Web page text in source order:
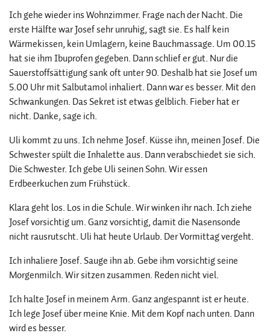
Ich gehe wieder ins Wohnzimmer. Frage nach der Nacht. Die
erste Hälfte war Josef sehr unruhig, sagt sie. Es half kein
Wärmekissen, kein Umlagern, keine Bauchmassage. Um 00.15
hat sie ihm Ibuprofen gegeben. Dann schlief er gut. Nur die
Sauerstoffsättigung sank oft unter 90. Deshalb hat sie Josef um
5.00 Uhr mit Salbutamol inhaliert. Dann war es besser. Mit den
Schwankungen. Das Sekret ist etwas gelblich. Fieber hat er
nicht. Danke, sage ich.
Uli kommt zu uns. Ich nehme Josef. Küsse ihn, meinen Josef. Die
Schwester spült die Inhalette aus. Dann verabschiedet sie sich.
Die Schwester. Ich gebe Uli seinen Sohn. Wir essen
Erdbeerkuchen zum Frühstück.
Klara geht los. Los in die Schule. Wir winken ihr nach. Ich ziehe
Josef vorsichtig um. Ganz vorsichtig, damit die Nasensonde
nicht rausrutscht. Uli hat heute Urlaub. Der Vormittag vergeht.
Ich inhaliere Josef. Sauge ihn ab. Gebe ihm vorsichtig seine
Morgenmilch. Wir sitzen zusammen. Reden nicht viel.
Ich halte Josef in meinem Arm. Ganz angespannt ist er heute.
Ich lege Josef über meine Knie. Mit dem Kopf nach unten. Dann
wird es besser.